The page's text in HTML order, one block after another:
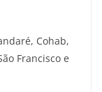
Cohab,
Francisco e